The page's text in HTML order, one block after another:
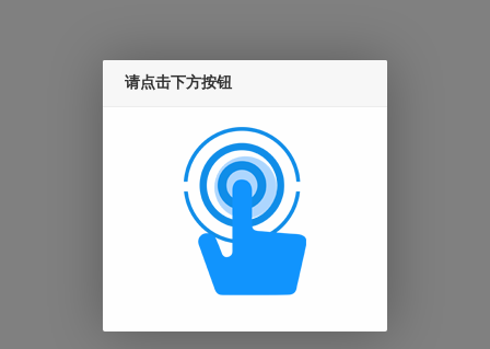
请点击下方按钮